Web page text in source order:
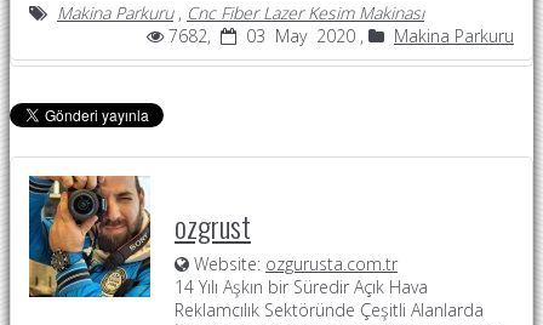
Makina Parkuru, Cnc Fiber Lazer Kesim Makinası
7682,
03 May 2020 , Makina Parkuru
ozgrust
Website: ozgurusta.com.tr
14 Yılı Aşkın bir Süredir Açık Hava
Reklamcılık Sektöründe Çeşitli Alanlarda